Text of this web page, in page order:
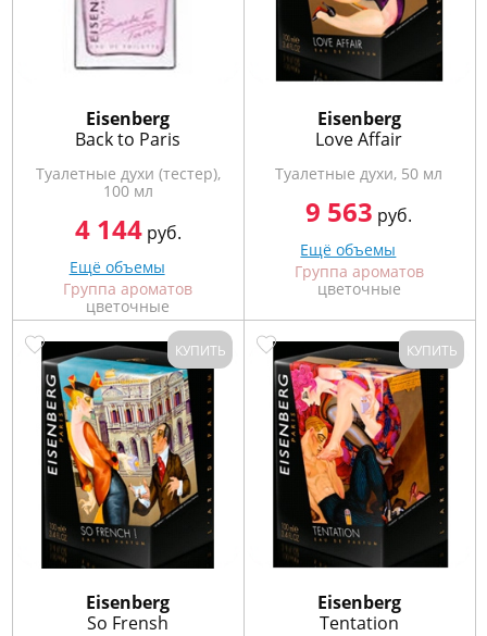
Eisenberg
Back to Paris
Туалетные духи (тестер),
100 мл
4 144руб.
Ещё объемы
Группа ароматов
цветочные
Eisenberg
Love Affair
Туалетные духи, 50 мл
9 563 руб.
Ещё объемы
Группа ароматов
цветочные
КУПИТЬ
Eisenberg
So Frensh
КУПИТЬ
Eisenberg
Tentation